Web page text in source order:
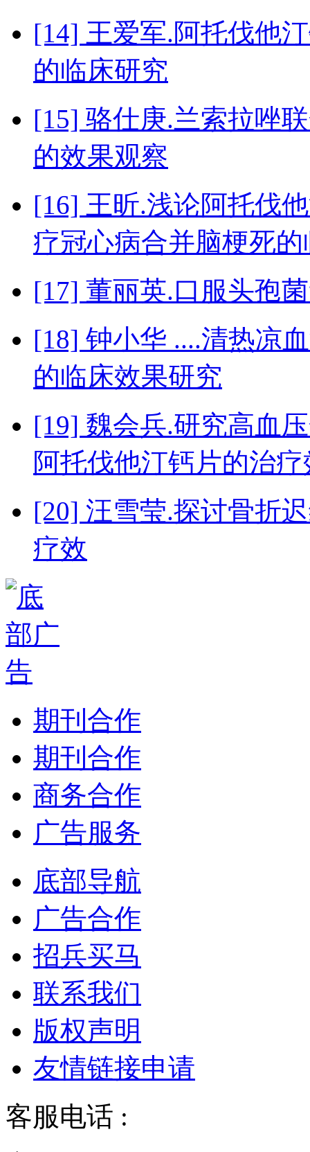
[14] 王爱军.阿托伐他
的临床研究
[15] 骆仕庚.兰索拉唑
的效果观察
[16] 王昕.浅论阿托伐
疗冠心病合并脑梗死的
[17] 董丽英.口服头孢
[18] 钟小华 ....清热凉
的临床效果研究
[19] 魏会兵.研究高血
阿托伐他汀钙片的治
[20] 汪雪莹.探讨骨折
疗效
期刊合作
期刊合作
商务合作
广告服务
底部导航
广告合作
招兵买马
联系我们
版权声明
友情链接申请
客服电话 :